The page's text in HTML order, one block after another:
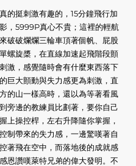
的挺刺激有趣的，15分鐘飛行加
，5999P真心不貴；這裡的輕航
破破爛爛三輪車頂著個帆、屁股
螺旋槳，在直線加速起飛階段顫
激，感覺隨時會有什麼東西落下
巨大顫動與失力感更為刺激，直
的山一樣高時，還以為等著看風
旁邊的教練員比劃著，要你自己
上操控桿，左右升降隨你掌握，
制帶來的失力感，一邊驚嘆著自
著飛在空中，而落地後的成就感
恩讚嘆萊特兄弟的偉大發明。不